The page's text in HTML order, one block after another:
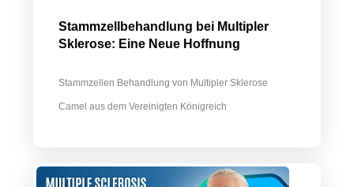
Stammzellbehandlung bei Multipler
Sklerose: Eine Neue Hoffnung
Stammzellen Behandlung von Multipler Sklerose
Camel aus dem Vereinigten Königreich